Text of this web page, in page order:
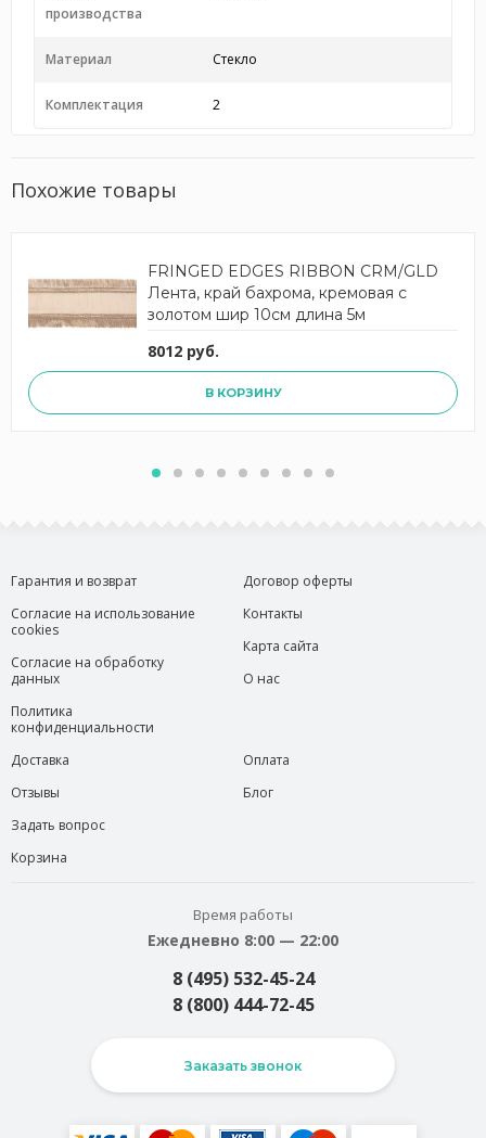
производства
Материал Стекло
Комплектация 2
Похожие товары
FRINGED EDGES RIBBON CRM/GLD
Лента, край бахрома, кремовая с
золотом шир 10см длина 5м
8012 руб.
В КОРЗИНУ
Гарантия и возврат
Согласие на использование
cookies
Согласие на обработку
данных
Политика
конфиденциальности
Договор оферты
Контакты
Карта сайта
О нас
Доставка
Отзывы
Задать вопрос
Корзина
Оплата
Блог
Время работы
Ежедневно 8:00 — 22:00
8 (495) 532-45-24
8 (800) 444-72-45
Заказать звонок